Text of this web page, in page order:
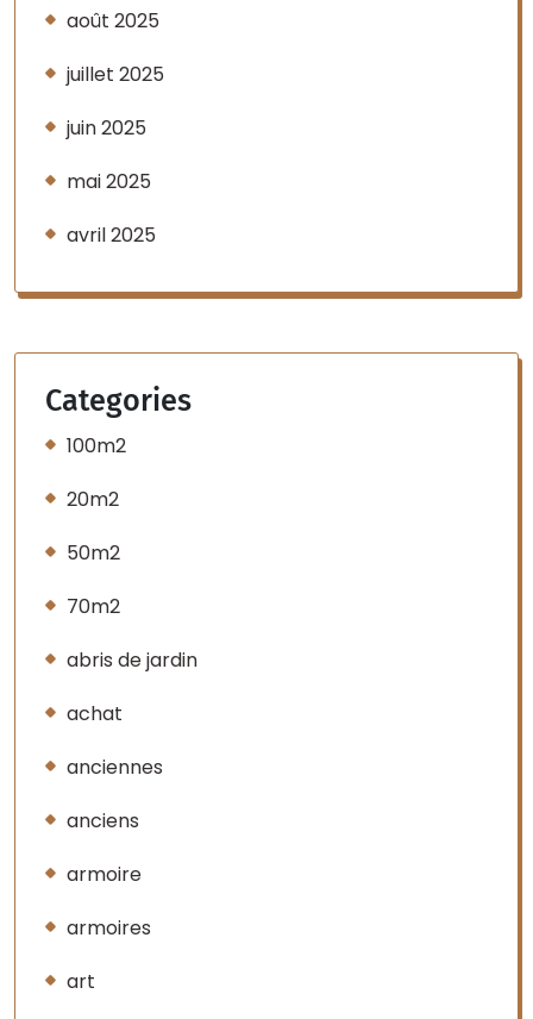
août 2025
juillet 2025
juin 2025
mai 2025
avril 2025
Categories
100m2
20m2
50m2
70m2
abris de jardin
achat
anciennes
anciens
armoire
armoires
art